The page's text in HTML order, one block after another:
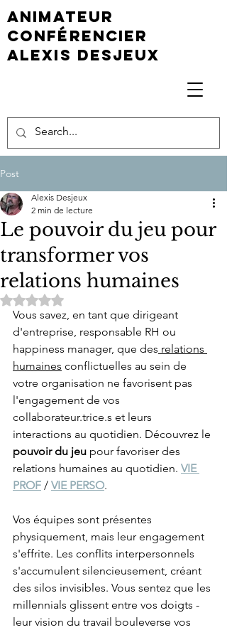
animateur
conférencier
Alexis Desjeux
Post
Le pouvoir du jeu pour
transformer vos
relations humaines
Alexis Desjeux
2 min de lecture
Noté NaN étoiles sur 5.
Vous savez, en tant que dirigeant
d'entreprise, responsable RH ou
happiness manager, que des relations
humaines conflictuelles au sein de
votre organisation ne favorisent pas
l'engagement de vos
collaborateur.trice.s et leurs
interactions au quotidien. Découvrez le
pouvoir du jeu pour favoriser des
relations humaines au quotidien. VIE
PROF / VIE PERSO.
Vos équipes sont présentes
physiquement, mais leur engagement
s'effrite. Les conflits interpersonnels
s'accumulent silencieusement, créant
des silos invisibles. Vous sentez que les
millennials glissent entre vos doigts -
leur vision du travail bouleverse vos